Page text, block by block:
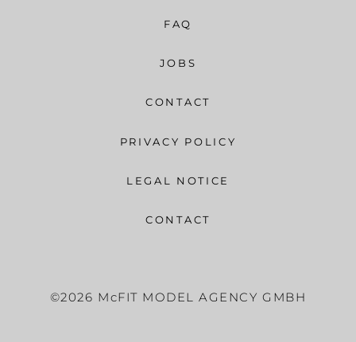
FAQ
JOBS
CONTACT
PRIVACY POLICY
LEGAL NOTICE
CONTACT
©2026 McFIT MODEL AGENCY GMBH